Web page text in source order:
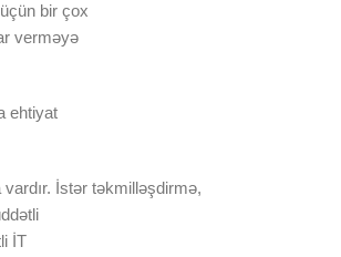
bir çox
verməyə
ehtiyat
İstər təkmilləşdirmə,
İT